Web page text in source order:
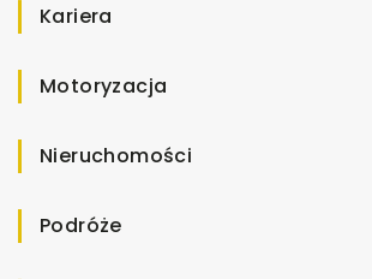
Kariera
Motoryzacja
Nieruchomości
Podróże